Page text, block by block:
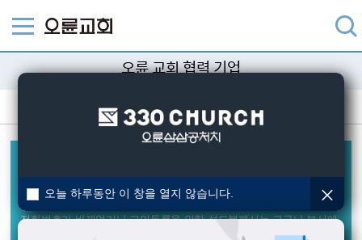
오륜 교회 협력 기업
혜택을 받으시려면 교인 QR코드를 발급받아야 합니다.
오륜교회에
등록된 이름과 휴대폰번호가 일치해야 QR코드 발급이 가능합니다.
전화번호가 바뀌었거나 교인등록을 안한 성도분께서는 교구나 부서에
오늘 하루동안 이 창을 열지 않습니다.